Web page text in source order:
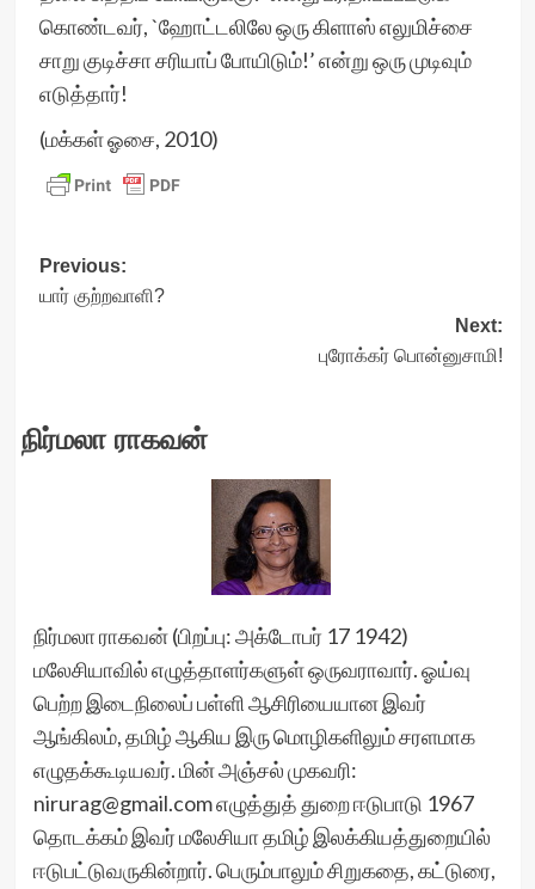
கொண்டவர், `ஹோட்டலிலே ஒரு கிளாஸ் எலுமிச்சை
சாறு குடிச்சா சரியாப் போயிடும்!’ என்று ஒரு முடிவும்
எடுத்தார்!
(மக்கள் ஓசை, 2010)
Post
navigation
Previous:
யார் குற்றவாளி?
Next:
புரோக்கர் பொன்னுசாமி!
நிர்மலா ராகவன்
நிர்மலா ராகவன் (பிறப்பு: அக்டோபர் 17 1942)
மலேசியாவில் எழுத்தாளர்களுள் ஒருவராவார். ஓய்வு
பெற்ற இடைநிலைப் பள்ளி ஆசிரியையான இவர்
ஆங்கிலம், தமிழ் ஆகிய இரு மொழிகளிலும் சரளமாக
எழுதக்கூடியவர். மின் அஞ்சல் முகவரி:
nirurag@gmail.com எழுத்துத் துறை ஈடுபாடு 1967
தொடக்கம் இவர் மலேசியா தமிழ் இலக்கியத்துறையில்
ஈடுபட்டுவருகின்றார். பெரும்பாலும் சிறுகதை, கட்டுரை,